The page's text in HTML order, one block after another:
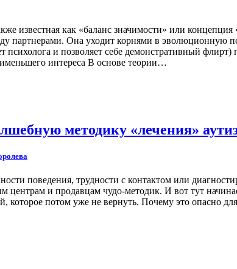
известная как «баланс значимости» или
партнерами. Она уходит корнями в эволюционную
психолога и позволяет себе демонстративный
интереса В основе теории…
методику «лечения»
поведения, трудности с контактом или
центрам и продавцам чудо-методик. И вот тут
потом уже не вернуть. Почему это опасно